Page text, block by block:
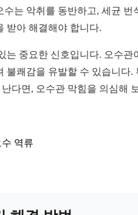
는 악취를 동반하고, 세균 번
받아 해결해야 합니다.
는 중요한 신호입니다. 오수관
불쾌감을 유발할 수 있습니다.
다면, 오수관 막힘을 의심해
역류